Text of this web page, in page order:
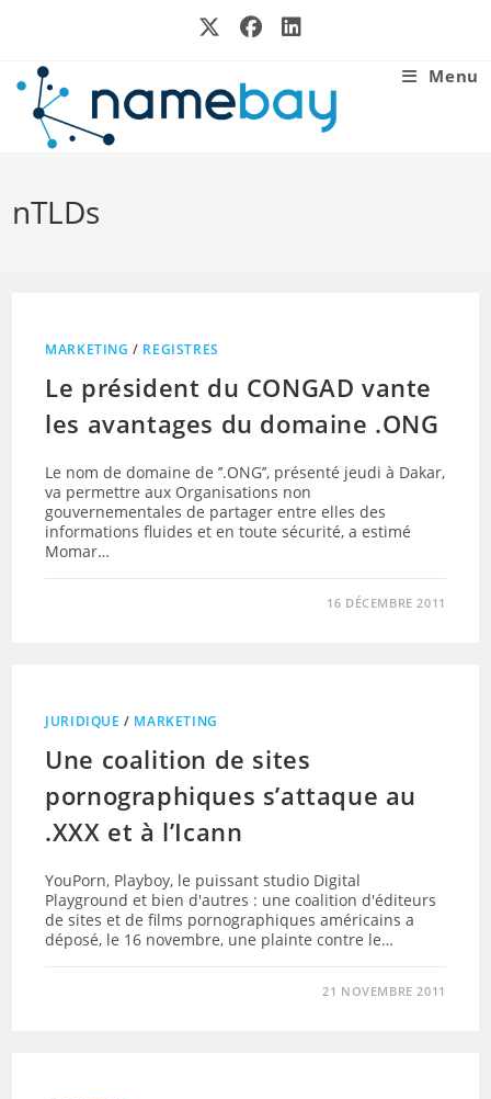
Menu
nTLDs
MARKETING / REGISTRES
Le président du CONGAD vante
les avantages du domaine .ONG
Le nom de domaine de ’’.ONG’’, présenté jeudi à Dakar,
va permettre aux Organisations non
gouvernementales de partager entre elles des
informations fluides et en toute sécurité, a estimé
Momar…
16 DÉCEMBRE 2011
JURIDIQUE / MARKETING
Une coalition de sites
pornographiques s’attaque au
.XXX et à l’Icann
YouPorn, Playboy, le puissant studio Digital
Playground et bien d'autres : une coalition d'éditeurs
de sites et de films pornographiques américains a
déposé, le 16 novembre, une plainte contre le…
21 NOVEMBRE 2011